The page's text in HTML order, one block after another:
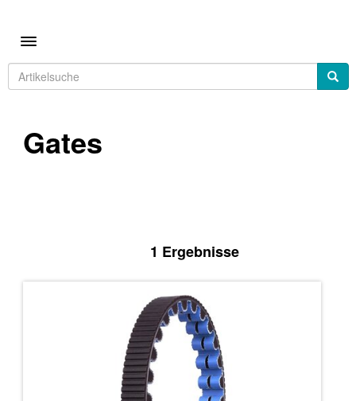
Toggle navigation
Gates
1 Ergebnisse